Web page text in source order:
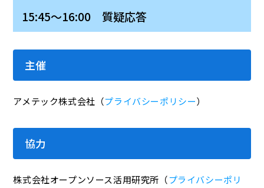
15:45～16:00 質疑応答
主催
アメテック株式会社（プライバシーポリシー）
協力
株式会社オープンソース活用研究所（プライバシーポリ